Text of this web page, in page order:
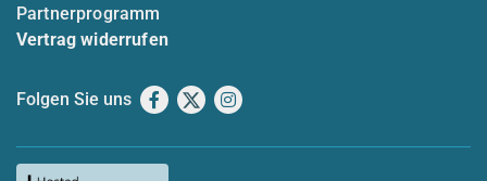
Partnerprogramm
Vertrag widerrufen
Folgen Sie uns Facebook
X Instagram